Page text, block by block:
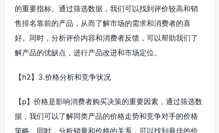
的重要指标。通过筛选数据，我们可以找到评价较高和销
售排名靠前的产品，从而了解市场的需求和消费者的喜
好。同时，分析评价内容和消费者反馈，可以帮助我们了
解产品的优缺点，进行产品改进和市场定位。
【h2】3.价格分析和竞争状况
【p】价格是影响消费者购买决策的重要因素，通过筛选数
据，我们可以了解同类产品的价格走势和竞争对手的价格
策略。同时，分析销量和价格的关系，可以找到最佳的价